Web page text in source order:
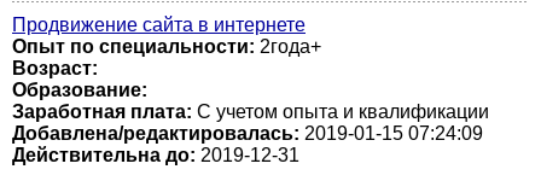
Продвижение сайта в интернете
Опыт по специальности: 2года+
Возраст:
Образование:
Заработная плата: С учетом опыта и квалификации
Добавлена/редактировалась: 2019-01-15 07:24:09
Действительна до: 2019-12-31